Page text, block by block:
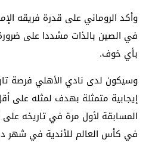
وأكد الروماني على قدرة فريقه
في الصين بالذات مشددا على
بأي خوف.
وسيكون لدى نادي الأهلي فرصة
إيجابية متمثلة بهدف لمثله على
المسابقة لأول مرة في تاريخه
في كأس العالم للأندية في شهر